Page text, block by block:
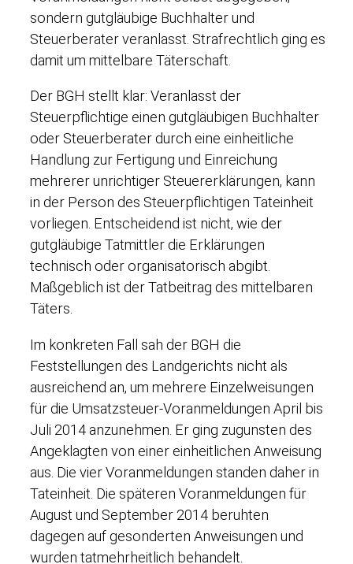
sondern gutgläubige Buchhalter und
Steuerberater veranlasst. Strafrechtlich ging es
damit um mittelbare Täterschaft.
Der BGH stellt klar: Veranlasst der
Steuerpflichtige einen gutgläubigen Buchhalter
oder Steuerberater durch eine einheitliche
Handlung zur Fertigung und Einreichung
mehrerer unrichtiger Steuererklärungen, kann
in der Person des Steuerpflichtigen Tateinheit
vorliegen. Entscheidend ist nicht, wie der
gutgläubige Tatmittler die Erklärungen
technisch oder organisatorisch abgibt.
Maßgeblich ist der Tatbeitrag des mittelbaren
Täters.
Im konkreten Fall sah der BGH die
Feststellungen des Landgerichts nicht als
ausreichend an, um mehrere Einzelweisungen
für die Umsatzsteuer-Voranmeldungen April bis
Juli 2014 anzunehmen. Er ging zugunsten des
Angeklagten von einer einheitlichen Anweisung
aus. Die vier Voranmeldungen standen daher in
Tateinheit. Die späteren Voranmeldungen für
August und September 2014 beruhten
dagegen auf gesonderten Anweisungen und
wurden tatmehrheitlich behandelt.